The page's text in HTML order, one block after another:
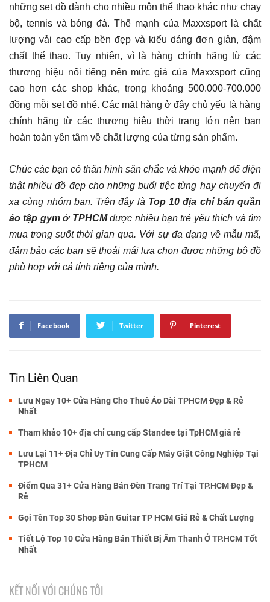
những set đồ dành cho nhiều môn thể thao khác như chạy
bộ, tennis và bóng đá. Thế mạnh của Maxxsport là chất
lượng vải cao cấp bền đẹp và kiểu dáng đơn giản, đậm
chất thể thao. Tuy nhiên, vì là hàng chính hãng từ các
thương hiệu nổi tiếng nên mức giá của Maxxsport cũng
cao hơn các shop khác, trong khoảng 500.000-700.000
đồng mỗi set đồ nhé. Các mặt hàng ở đây chủ yếu là hàng
chính hãng từ các thương hiệu thời trang lớn nên bạn
hoàn toàn yên tâm về chất lượng của từng sản phẩm.
Chúc các bạn có thân hình săn chắc và khỏe mạnh để diện
thật nhiều đồ đẹp cho những buổi tiệc tùng hay chuyến đi
xa cùng nhóm bạn. Trên đây là Top 10 địa chỉ bán quần
áo tập gym ở TPHCMđược nhiều bạn trẻ yêu thích và tìm
mua trong suốt thời gian qua. Với sự đa dạng về mẫu mã,
đảm bảo các bạn sẽ thoải mái lựa chọn được những bộ đồ
phù hợp với cá tính riêng của mình.
Facebook Twitter Pinterest
Tin Liên Quan
Lưu Ngay 10+ Cửa Hàng Cho Thuê Áo Dài TPHCM Đẹp & Rẻ
Nhất
Tham khảo 10+ địa chỉ cung cấp Standee tại TpHCM giá rẻ
Lưu Lại 11+ Địa Chỉ Uy Tín Cung Cấp Máy Giặt Công Nghiệp Tại
TPHCM
Điểm Qua 31+ Cửa Hàng Bán Đèn Trang Trí Tại TP.HCM Đẹp &
Rẻ
Gọi Tên Top 30 Shop Đàn Guitar TP HCM Giá Rẻ & Chất Lượng
Tiết Lộ Top 10 Cửa Hàng Bán Thiết Bị Âm Thanh Ở TP.HCM Tốt
Nhất
KẾT NỐI VỚI CHÚNG TÔI